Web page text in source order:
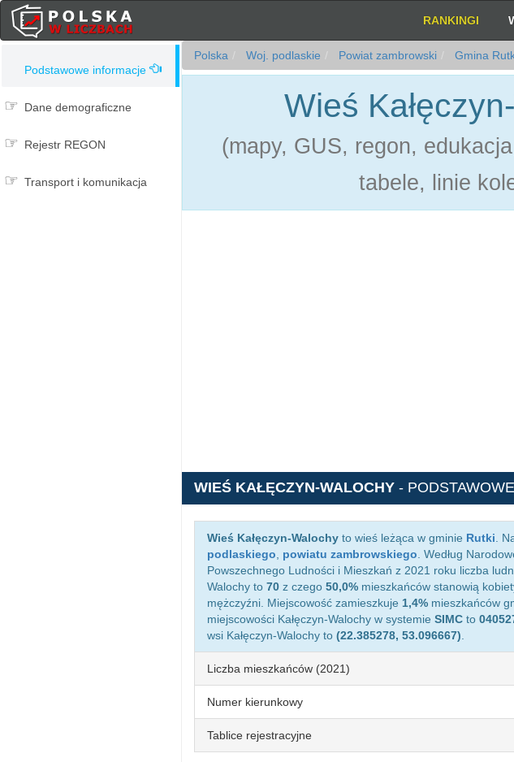
RANKINGI
Podstawowe informacje
Dane demograficzne
Rejestr REGON
Transport i komunikacja
Polska Woj. podlaskie Powiat zambrowski Gmina
Wieś
(mapy, GUS, regon,
tabele, linie
WIEŚ KAŁĘCZYN-WALOCHY -
Wieś Kałęczyn-Walochy to wieś leżąca w gminie Rutki .
podlaskiego
powiatu zambrowskiego . Według
Powszechnego Ludności i Mieszkań z 2021 roku liczba
Walochy to 70 z czego 50,0% mieszkańców stanowią
mężczyźni. Miejscowość zamieszkuje 1,4% mieszkańców
miejscowości Kałęczyn-Walochy w systemie SIMC to
wsi Kałęczyn-Walochy to (22.385278, 53.096667)
Liczba mieszkańców (2021)
Numer kierunkowy
Tablice rejestracyjne